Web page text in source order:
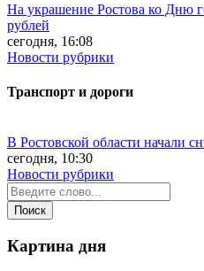
На украшение Ростова ко Дню
рублей
сегодня, 16:08
Новости рубрики
Транспорт и дороги
В Ростовской области начали
сегодня, 10:30
Новости рубрики
Картина дня